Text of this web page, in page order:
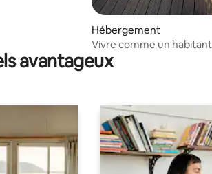
commentaires : 4,91 sur 5Hébergement
Vivre comme un
avantageux